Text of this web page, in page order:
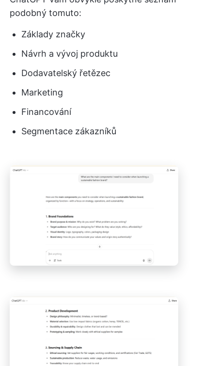
podobný tomuto:
Základy značky
Návrh a vývoj produktu
Dodavatelský řetězec
Marketing
Financování
Segmentace zákazníků